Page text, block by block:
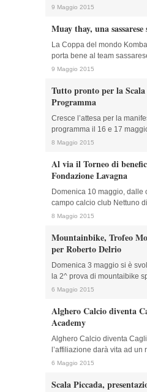
9 Maggio 2015
Muay thay, una
La Coppa del mondo
porta bene al team
9 Maggio 2015
Tutto pronto per la Scala
Programma
Cresce l’attesa per la
programma il 16 e 17
8 Maggio 2015
Al via il Torneo di
Fondazione Lavagna
Domenica 10 maggio, dalle
campo calcio club Nettuno
8 Maggio 2015
Mountainbike, Trofeo
per Roberto Delrio
Domenica 3 maggio si è
la 2^ prova di mountaibike
6 Maggio 2015
Alghero Calcio diventa
Academy
Alghero Calcio diventa
l’affiliazione darà vita ad un
6 Maggio 2015
Scala Piccada,